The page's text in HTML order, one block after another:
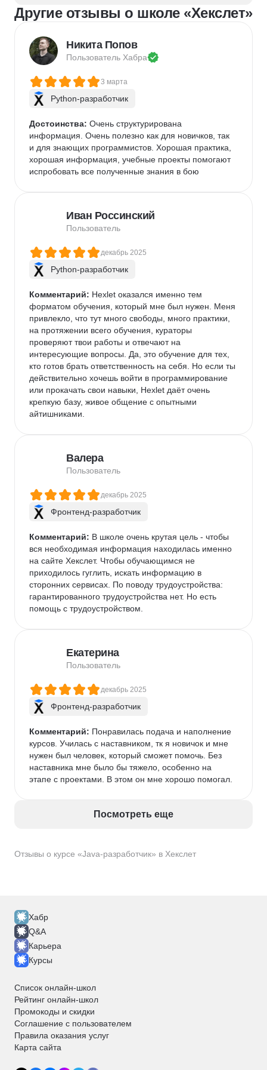
Отзывы о курсе «Java-разработчик» в Хекслет
Другие отзывы о школе «Хекслет»
Никита Попов
Пользователь Хабра
3 марта
Python-разработчик
Достоинства: Очень структурирована
информация. Очень полезно как для новичков, так
и для знающих программистов. Хорошая практика,
хорошая информация, учебные проекты помогают
испробовать все полученные знания в бою
Иван Россинский
Пользователь
декабрь 2025
Python-разработчик
Комментарий: Hexlet оказался именно тем
форматом обучения, который мне был нужен. Меня
привлекло, что тут много свободы, много практики,
на протяжении всего обучения, кураторы
проверяют твои работы и отвечают на
интересующие вопросы. Да, это обучение для тех,
кто готов брать ответственность на себя. Но если ты
действительно хочешь войти в программирование
или прокачать свои навыки, Hexlet даёт очень
крепкую базу, живое общение с опытными
айтишниками.
Валера
Пользователь
декабрь 2025
Фронтенд-разработчик
Комментарий: В школе очень крутая цель - чтобы
вся необходимая информация находилась именно
на сайте Хекслет. Чтобы обучающимся не
приходилось гуглить, искать информацию в
сторонних сервисах. По поводу трудоустройства:
гарантированного трудоустройства нет. Но есть
помощь с трудоустройством.
Екатерина
Пользователь
декабрь 2025
Фронтенд-разработчик
Комментарий: Понравилась подача и наполнение
курсов. Училась с наставником, тк я новичок и мне
нужен был человек, который сможет помочь. Без
наставника мне было бы тяжело, особенно на
этапе с проектами. В этом он мне хорошо помогал.
Посмотреть еще
Хабр
Q&A
Карьера
Курсы
Список онлайн-школ
Рейтинг онлайн-школ
Промокоды и скидки
Соглашение с пользователем
Правила оказания услуг
Карта сайта